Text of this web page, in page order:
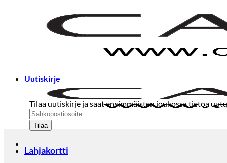
Uutiskirje
Tilaa uutiskirje ja saat ensimmäisten joukossa tietoa
Lahjakortti